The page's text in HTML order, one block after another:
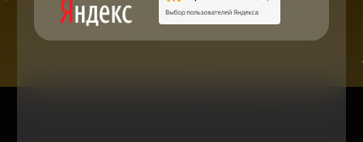
Блог статей - важное,
полезное, новое